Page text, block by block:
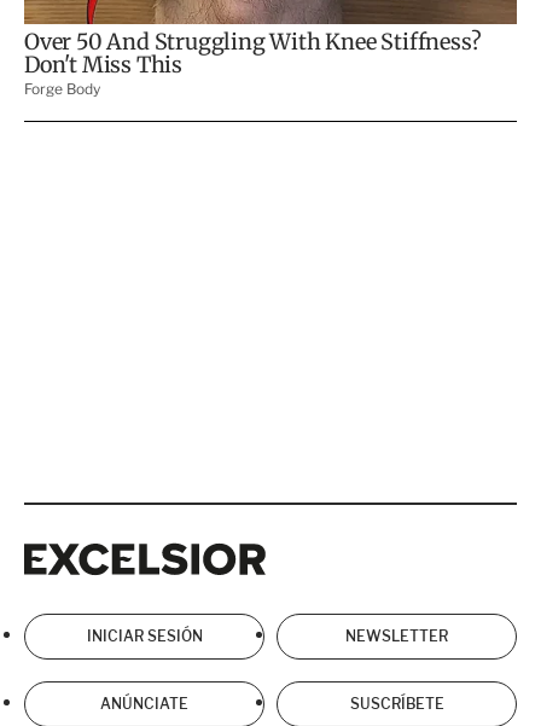
INICIAR SESIÓN NEWSLETTER
ANÚNCIATE SUSCRÍBETE